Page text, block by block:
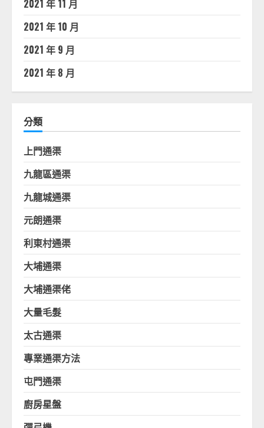
2021 年 11 月
2021 年 10 月
2021 年 9 月
2021 年 8 月
分類
上門通渠
九龍區通渠
九龍城通渠
元朗通渠
利東村通渠
大埔通渠
大埔通渠佬
大量毛髮
太古通渠
專業通渠方法
屯門通渠
廚房星盤